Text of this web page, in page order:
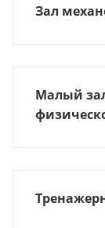
Зал
Малый